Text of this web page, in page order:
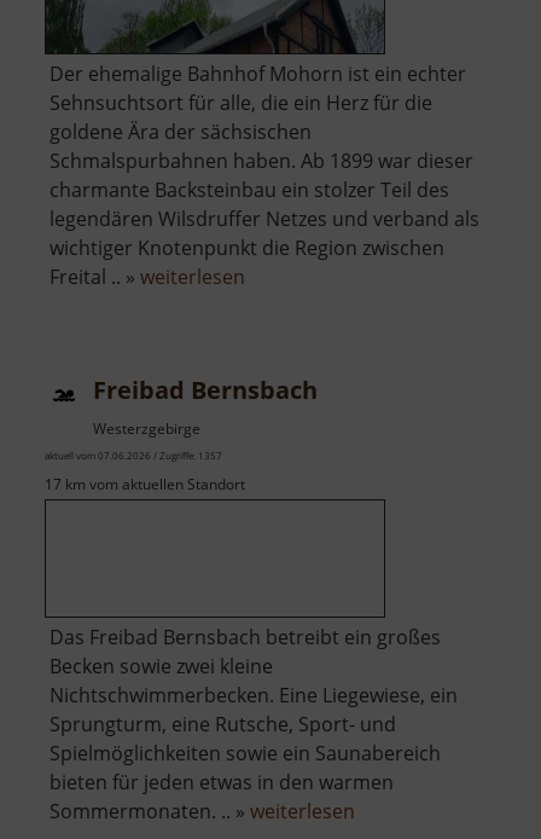
Der ehemalige Bahnhof Mohorn ist ein echter
Sehnsuchtsort für alle, die ein Herz für die
goldene Ära der sächsischen
Schmalspurbahnen haben. Ab 1899 war dieser
charmante Backsteinbau ein stolzer Teil des
legendären Wilsdruffer Netzes und verband als
wichtiger Knotenpunkt die Region zwischen
Freital .. » weiterlesen
Freibad Bernsbach
Westerzgebirge
aktuell vom 07.06.2026 / Zugriffe: 1357
17 km vom aktuellen Standort
Das Freibad Bernsbach betreibt ein großes
Becken sowie zwei kleine
Nichtschwimmerbecken. Eine Liegewiese, ein
Sprungturm, eine Rutsche, Sport- und
Spielmöglichkeiten sowie ein Saunabereich
bieten für jeden etwas in den warmen
Sommermonaten. .. » weiterlesen